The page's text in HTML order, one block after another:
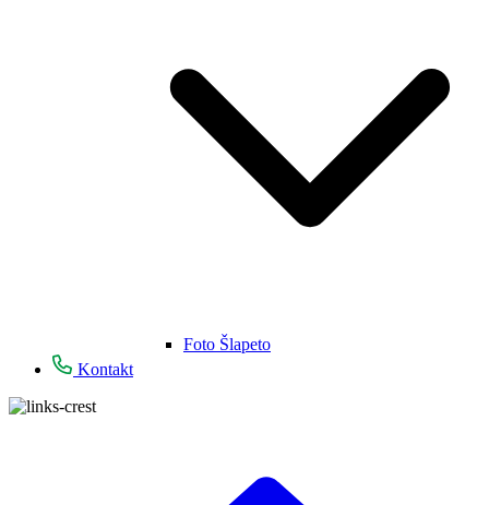
Foto Šlapeto
Kontakt